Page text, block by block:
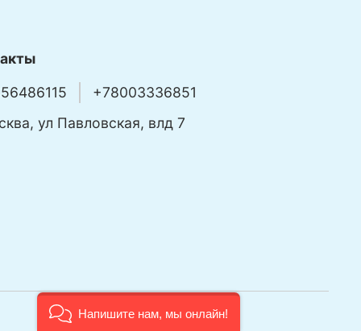
+78003336851
ул Павловская, влд 7
Напишите нам, мы онлайн!